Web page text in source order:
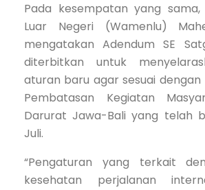
Pada kesempatan yang
Luar Negeri (Wamenlu)
mengatakan Adendum SE
diterbitkan untuk
aturan baru agar sesuai dengan
Pembatasan Kegiatan
Darurat Jawa-Bali yang telah
Juli.
“Pengaturan yang terkait
kesehatan perjalanan